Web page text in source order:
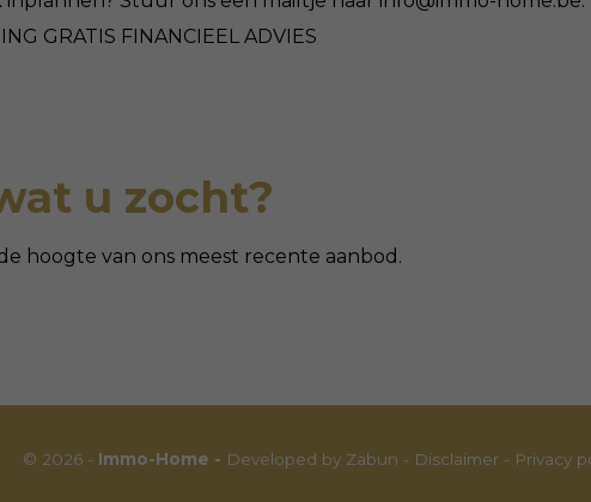
GRATIS FINANCIEEL ADVIES
u zocht?
hoogte van ons meest recente aanbod.
© 2026 - Immo-Home - Developed by Zabun - Disclaimer - Privacy